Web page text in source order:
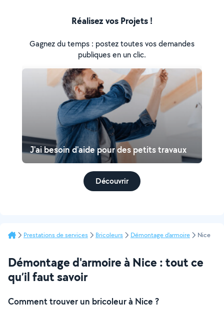
Réalisez vos Projets !
Gagnez du temps : postez toutes vos demandes
publiques en un clic.
J'ai besoin d'aide pour des petits travaux
Découvrir
Prestations de services Bricoleurs Démontage d'armoire Nice
Démontage d'armoire à Nice : tout ce
qu’il faut savoir
Comment trouver un bricoleur à Nice ?